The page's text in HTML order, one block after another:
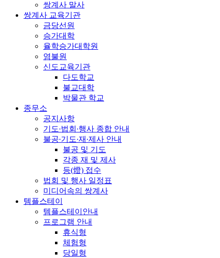
쌍계사 말사
쌍계사 교육기관
금당선원
승가대학
율학승가대학원
염불원
신도교육기관
다도학교
불교대학
박물관 학교
종무소
공지사항
기도∙법회∙행사 종합 안내
불공∙기도∙재∙제사 안내
불공 및 기도
각종 재 및 제사
등(燈) 접수
법회 및 행사 일정표
미디어속의 쌍계사
템플스테이
템플스테이안내
프로그램 안내
휴식형
체험형
당일형